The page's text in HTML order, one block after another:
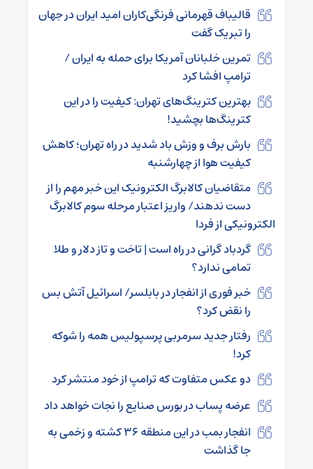
قالیباف قهرمانی فرنگی‌کاران امید ایران در جهان
را تبریک گفت
تمرین خلبانان آمریکا برای حمله به ایران /
ترامپ افشا کرد
بهترین کترینگ‌های تهران: کیفیت را در این
کترینگ‌ها بچشید!
بارش برف و وزش باد شدید در راه تهران؛ کاهش
کیفیت هوا از چهارشنبه
متقاضیان کالابرگ الکترونیک این خبر مهم را از
دست ندهند/ واریز اعتبار مرحله سوم کالابرگ
الکترونیکی از فردا
گردباد گرانی در راه است | تاخت و تاز دلار و طلا
تمامی ندارد؟
خبر فوری از انفجار در بابلسر/ اسرائیل آتش بس
را نقض کرد؟
رفتار جدید سرمربی پرسپولیس همه را شوکه
کرد!
دو عکس متفاوت که ترامپ از خود منتشر کرد
عرضه پساب در بورس صنایع را نجات خواهد داد
انفجار بمب در این منطقه ۳۶ کشته و زخمی به
جا گذاشت